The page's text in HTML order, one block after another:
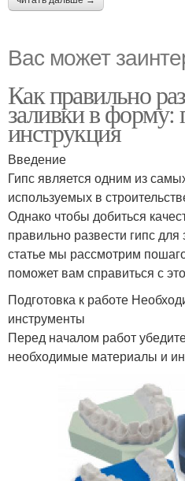
Вас может
Как правильно
заливки в форму:
инструкция
Введение
Гипс является одним из
используемых в
Однако чтобы добиться
правильно развести гипс
статье мы рассмотрим
поможет вам справиться с
Подготовка к работе
инструменты
Перед началом работ
необходимые материалы и